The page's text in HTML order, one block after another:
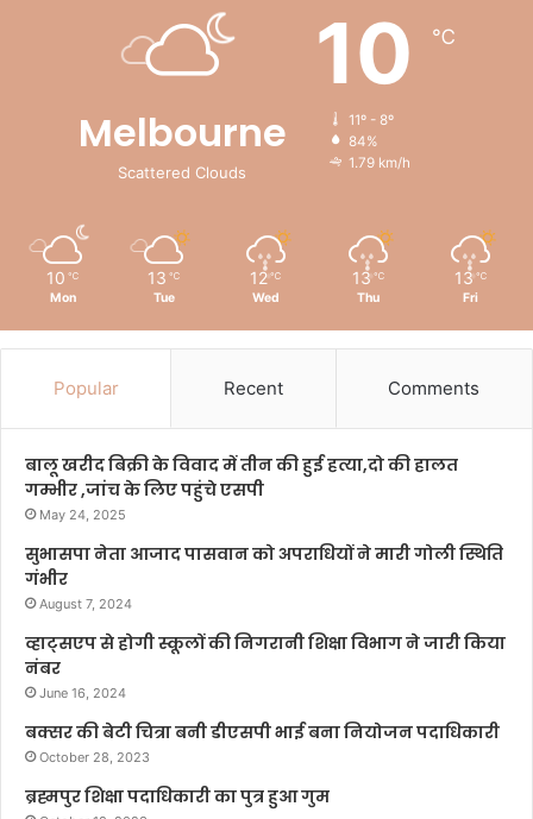
Melbourne
Scattered Clouds
10 ℃
11º - 8º
84%
1.79 km/h
10 ℃
Mon
13 ℃
Tue
12 ℃
Wed
13 ℃
Thu
13 ℃
Fri
Popular Recent Comments
बालू खरीद बिक्री के विवाद में तीन की हुई हत्या,दो की हालत
गम्भीर ,जांच के लिए पहुंचे एसपी
May 24, 2025
सुभासपा नेता आजाद पासवान को अपराधियों ने मारी गोली स्थिति
गंभीर
August 7, 2024
व्हाट्सएप से होगी स्कूलों की निगरानी शिक्षा विभाग ने जारी किया
नंबर
June 16, 2024
बक्सर की बेटी चित्रा बनी डीएसपी भाई बना नियोजन पदाधिकारी
October 28, 2023
ब्रह्मपुर शिक्षा पदाधिकारी का पुत्र हुआ गुम